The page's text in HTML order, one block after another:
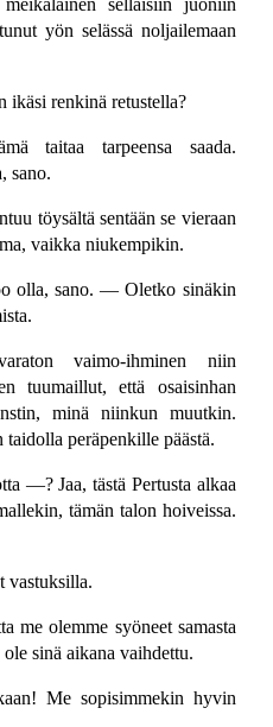
sellaisiin juoniin
yön selässä noljailemaan
ikäsi renkinä retustella?
taitaa tarpeensa saada.
sano.
töysältä sentään se vieraan
vaikka niukempikin.
olla, sano. — Oletko sinäkin
vaimo-ihminen niin
tuumaillut, että osaisinhan
minä niinkun muutkin.
peräpenkille päästä.
—? Jaa, tästä Pertusta alkaa
tämän talon hoiveissa.
vastuksilla.
me olemme syöneet samasta
sinä aikana vaihdettu.
Me sopisimmekin hyvin